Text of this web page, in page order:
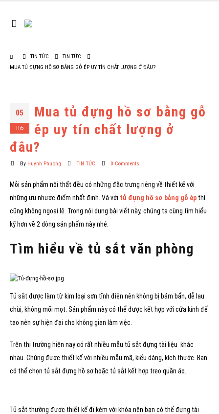
TIN TỨC
TIN TỨC
MUA TỦ ĐỰNG HỒ SƠ BẰNG GỖ ÉP UY TÍN CHẤT LƯỢNG Ở ĐÂU?
05
Th5
Mua tủ đựng hồ sơ bằng gỗ
ép uy tín chất lượng ở
đâu?
By Huynh Phuong TIN TỨC 0 Comments
Mỗi sản phẩm nội thất đều có những đặc trưng riêng về thiết kế với
những ưu nhược điểm nhất định. Và với tủ đựng hồ sơ bằng gỗ ép thì
cũng không ngoại lệ. Trong nội dung bài viết này, chúng ta cùng tìm hiểu
kỹ hơn về 2 dòng sản phẩm này nhé.
Tìm hiểu về tủ sắt văn phòng
Tủ sắt được làm từ kim loại sơn tĩnh điện nên không bị bám bẩn, dễ lau
chùi, không mối mọt. Sản phẩm này có thể được kết hợp với cửa kính để
tạo nên sự hiện đại cho không gian làm việc.
Trên thị trường hiện nay có rất nhiều mẫu tủ sắt đựng tài liệu khác
nhau. Chúng được thiết kế với nhiều mẫu mã, kiểu dáng, kích thước. Bạn
có thể chọn tủ sắt đựng hồ sơ hoặc tủ sắt kết hợp treo quần áo.
Tủ sắt thường được thiết kế đi kèm với khóa nên bạn có thể đựng tài